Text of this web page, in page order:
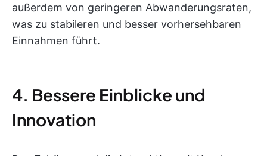
außerdem von geringeren Abwanderungsraten,
was zu stabileren und besser vorhersehbaren
Einnahmen führt.
4. Bessere Einblicke und
Innovation